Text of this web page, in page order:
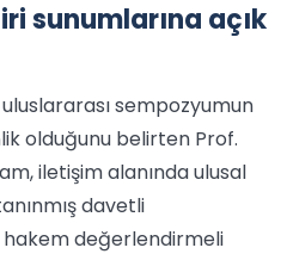
sunumlarına açık
uluslararası sempozyumun
olduğunu belirten Prof.
iletişim alanında ulusal
davetli
hakem değerlendirmeli